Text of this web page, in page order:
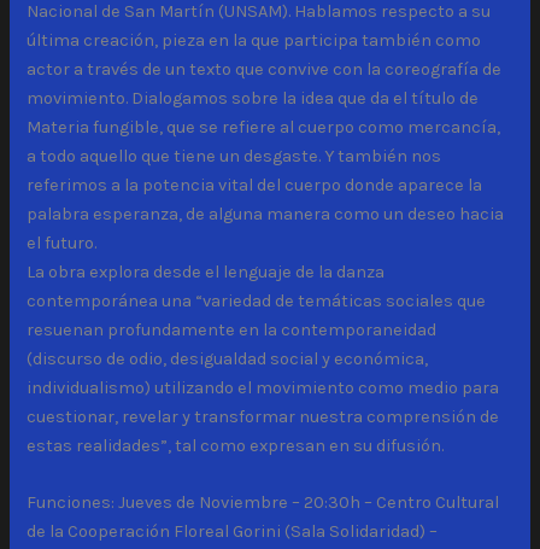
Nacional de San Martín (UNSAM). Hablamos respecto a su
última creación, pieza en la que participa también como
actor a través de un texto que convive con la coreografía de
movimiento. Dialogamos sobre la idea que da el título de
Materia fungible, que se refiere al cuerpo como mercancía,
a todo aquello que tiene un desgaste. Y también nos
referimos a la potencia vital del cuerpo donde aparece la
palabra esperanza, de alguna manera como un deseo hacia
el futuro.
La obra explora desde el lenguaje de la danza
contemporánea una “variedad de temáticas sociales que
resuenan profundamente en la contemporaneidad
(discurso de odio, desigualdad social y económica,
individualismo) utilizando el movimiento como medio para
cuestionar, revelar y transformar nuestra comprensión de
estas realidades”, tal como expresan en su difusión.
Funciones: Jueves de Noviembre – 20:30h – Centro Cultural
de la Cooperación Floreal Gorini (Sala Solidaridad) –